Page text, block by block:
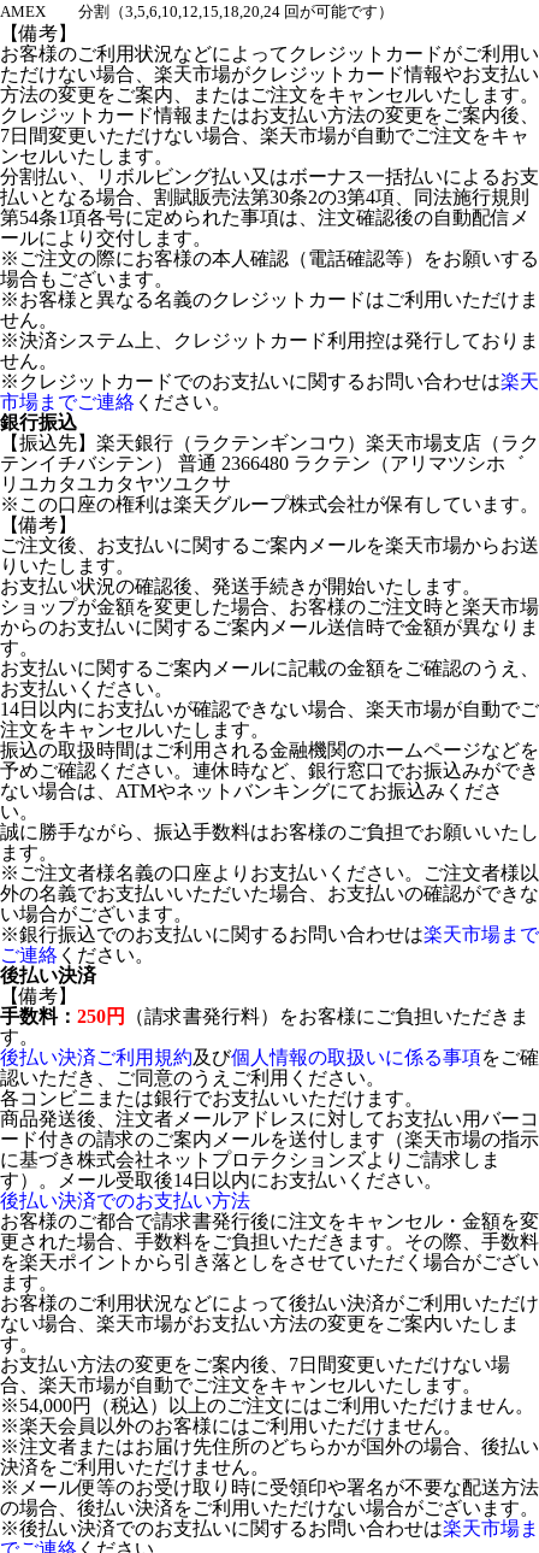
AMEX
分割（3,5,6,10,12,15,18,20,24 回が可能です）
【備考】
お客様のご利用状況などによってクレジットカードがご利用い
ただけない場合、楽天市場がクレジットカード情報やお支払い
方法の変更をご案内、またはご注文をキャンセルいたします。
クレジットカード情報またはお支払い方法の変更をご案内後、
7日間変更いただけない場合、楽天市場が自動でご注文をキャ
ンセルいたします。
分割払い、リボルビング払い又はボーナス一括払いによるお支
払いとなる場合、割賦販売法第30条2の3第4項、同法施行規則
第54条1項各号に定められた事項は、注文確認後の自動配信メ
ールにより交付します。
※ご注文の際にお客様の本人確認（電話確認等）をお願いする
場合もございます。
※お客様と異なる名義のクレジットカードはご利用いただけま
せん。
※決済システム上、クレジットカード利用控は発行しておりま
せん。
※クレジットカードでのお支払いに関するお問い合わせは楽天
市場までご連絡 ください。
銀行振込
【振込先】楽天銀行（ラクテンギンコウ）楽天市場支店（ラク
テンイチバシテン） 普通 2366480 ラクテン（アリマツシホ゛
リユカタユカタヤツユクサ
※この口座の権利は楽天グループ株式会社が保有しています。
【備考】
ご注文後、お支払いに関するご案内メールを楽天市場からお送
りいたします。
お支払い状況の確認後、発送手続きが開始いたします。
ショップが金額を変更した場合、お客様のご注文時と楽天市場
からのお支払いに関するご案内メール送信時で金額が異なりま
す。
お支払いに関するご案内メールに記載の金額をご確認のうえ、
お支払いください。
14日以内にお支払いが確認できない場合、楽天市場が自動でご
注文をキャンセルいたします。
振込の取扱時間はご利用される金融機関のホームページなどを
予めご確認ください。連休時など、銀行窓口でお振込みができ
ない場合は、ATMやネットバンキングにてお振込みくださ
い。
誠に勝手ながら、振込手数料はお客様のご負担でお願いいたし
ます。
※ご注文者様名義の口座よりお支払いください。ご注文者様以
外の名義でお支払いいただいた場合、お支払いの確認ができな
い場合がございます。
※銀行振込でのお支払いに関するお問い合わせは楽天市場まで
ご連絡 ください。
後払い決済
【備考】
手数料： 250円
（請求書発行料）をお客様にご負担いただきま
す。
後払い決済ご利用規約及び個人情報の取扱いに係る事項をご確
認いただき、ご同意のうえご利用ください。
各コンビニまたは銀行でお支払いいただけます。
商品発送後、注文者メールアドレスに対してお支払い用バーコ
ード付きの請求のご案内メールを送付します（楽天市場の指示
に基づき株式会社ネットプロテクションズよりご請求しま
す）。メール受取後14日以内にお支払いください。
後払い決済でのお支払い方法
お客様のご都合で請求書発行後に注文をキャンセル・金額を変
更された場合、手数料をご負担いただきます。その際、手数料
を楽天ポイントから引き落としをさせていただく場合がござい
ます。
お客様のご利用状況などによって後払い決済がご利用いただけ
ない場合、楽天市場がお支払い方法の変更をご案内いたしま
す。
お支払い方法の変更をご案内後、7日間変更いただけない場
合、楽天市場が自動でご注文をキャンセルいたします。
※54,000円（税込）以上のご注文にはご利用いただけません。
※楽天会員以外のお客様にはご利用いただけません。
※注文者またはお届け先住所のどちらかが国外の場合、後払い
決済をご利用いただけません。
※メール便等のお受け取り時に受領印や署名が不要な配送方法
の場合、後払い決済をご利用いただけない場合がございます。
※後払い決済でのお支払いに関するお問い合わせは楽天市場ま
でご連絡 ください。